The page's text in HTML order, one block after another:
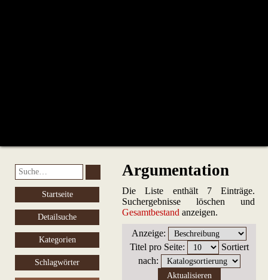
Startseite
Detailsuche
Kategorien
Schlagwörter
Argumentation
Die Liste enthält 7 Einträge.
Suchergebnisse löschen und
Gesamtbestand anzeigen.
Anzeige:
Titel pro Seite:
Sortiert
nach: